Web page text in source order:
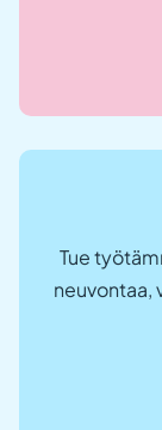
Tue
neuvontaa,